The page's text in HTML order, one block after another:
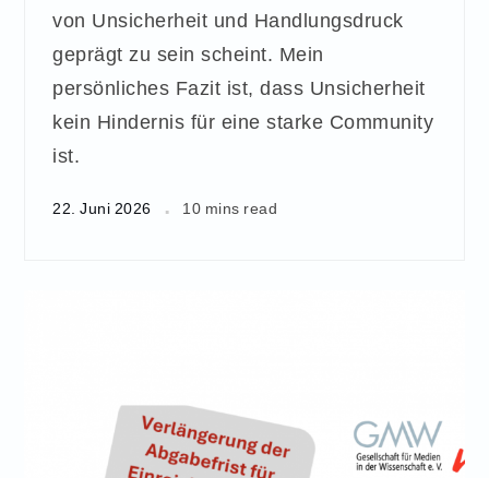
von Unsicherheit und Handlungsdruck
geprägt zu sein scheint. Mein
persönliches Fazit ist, dass Unsicherheit
kein Hindernis für eine starke Community
ist.
22. Juni 2026 10 mins read